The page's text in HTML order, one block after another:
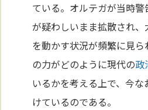
ている。オルテガが当時
が疑わしいまま拡散され、
を動かす状況が頻繁に見
の力がどのように現代の政
いるかを考える上で、今
けているのである。